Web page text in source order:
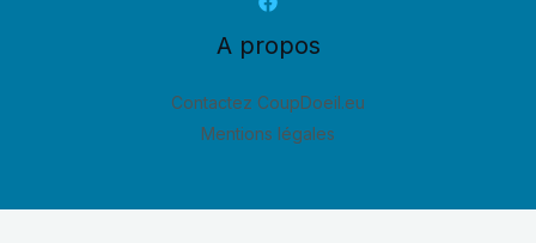
A propos
Contactez CoupDoeil.eu
Mentions légales